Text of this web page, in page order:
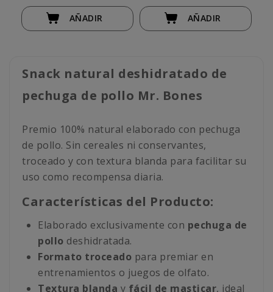
AÑADIR AÑADIR
Snack natural deshidratado de
pechuga de pollo Mr. Bones
Premio 100% natural elaborado con pechuga
de pollo. Sin cereales ni conservantes,
troceado y con textura blanda para facilitar su
uso como recompensa diaria.
Características del Producto:
Elaborado exclusivamente con pechuga de
pollo deshidratada.
Formato troceado para premiar en
entrenamientos o juegos de olfato.
Textura blanda y fácil de masticar, ideal